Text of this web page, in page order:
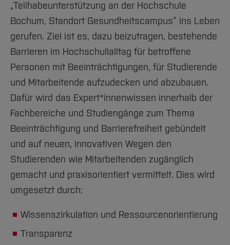
Arbeiten im FB G
Forschung und Projekte
International
Team
Service
Studiengänge
Studieninteressierte
Aktuelles
Studium
Fachgruppen
Forschung und Entwicklung
International
Team
Service
Amtliche Bekanntmachungen
Notfall-Infos
BO Shop
Familiengerechte Hochschule
Gleichstellung
Diskriminierungsfreie Hochschule
Wahlen
Hochschulbibliothek
Hochschulkommunikation
International Office
Medienzentrum
qed-Stiftung
Zentrale Studienberatung
„Teilhabeunterstützung an der Hochschule
Bochum, Standort Gesundheitscampus“ ins Leben
gerufen. Ziel ist es, dazu beizutragen, bestehende
Barrieren im Hochschullalltag für betroffene
Personen mit Beeinträchtigungen, für Studierende
und Mitarbeitende aufzudecken und abzubauen.
Dafür wird das Expert*innenwissen innerhalb der
Fachbereiche und Studiengänge zum Thema
Beeinträchtigung und Barrierefreiheit gebündelt
und auf neuen, innovativen Wegen den
Studierenden wie Mitarbeitenden zugänglich
gemacht und praxisorientiert vermittelt. Dies wird
umgesetzt durch:
Wissenszirkulation und Ressourcenorientierung
Transparenz